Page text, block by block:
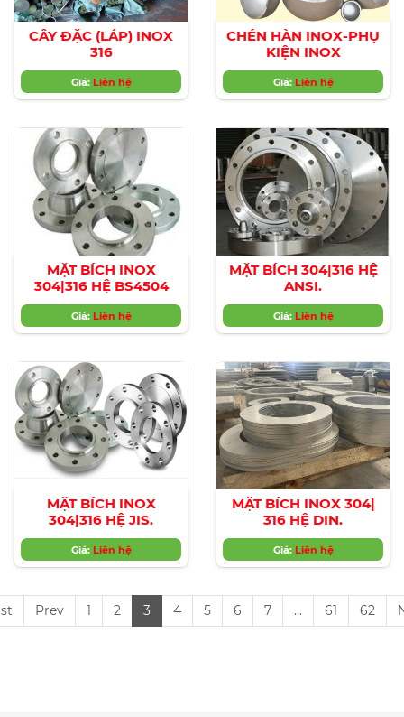
CÂY ĐẶC (LÁP) INOX
316
Giá: Liên hệ
CHÉN HÀN INOX-PHỤ
KIỆN INOX
Giá: Liên hệ
MẶT BÍCH INOX
304|316 HỆ BS4504
Giá: Liên hệ
MẶT BÍCH 304|316 HỆ
ANSI.
Giá: Liên hệ
MẶT BÍCH INOX
304|316 HỆ JIS.
Giá: Liên hệ
MẶT BÍCH INOX 304|
316 HỆ DIN.
Giá: Liên hệ
Prev 1 2 3 4 5 6 7 ... 61 62